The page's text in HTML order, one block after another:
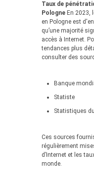
Taux de
Pologne En 2023,
en Pologne est
qu’une majorité
accès à Internet.
tendances plus
consulter des
Banque
Statiste
Statistiques
Ces sources
régulièrement
d’Internet et les
monde.